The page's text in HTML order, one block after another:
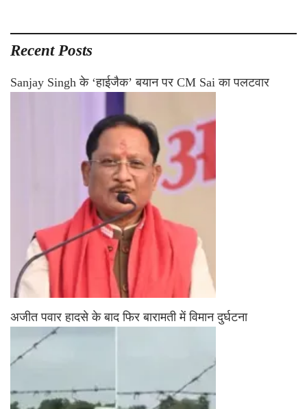
Recent Posts
Sanjay Singh के ‘हाईजैक’ बयान पर CM Sai का पलटवार
अजीत पवार हादसे के बाद फिर बारामती में विमान दुर्घटना